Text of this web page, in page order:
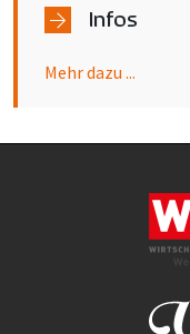
Infos
Mehr dazu ...